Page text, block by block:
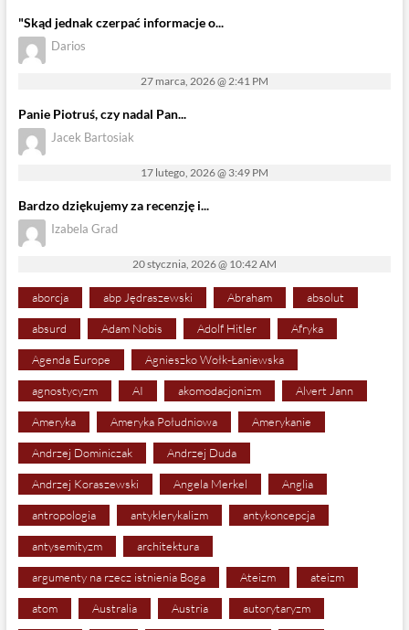
"Skąd jednak czerpać informacje o...
Darios
27 marca, 2026 @ 2:41 PM
Panie Piotruś, czy nadal Pan...
Jacek Bartosiak
17 lutego, 2026 @ 3:49 PM
Bardzo dziękujemy za recenzję i...
Izabela Grad
20 stycznia, 2026 @ 10:42 AM
aborcja abp Jędraszewski Abraham absolut
absurd Adam Nobis Adolf Hitler Afryka
Agenda Europe Agnieszko Wołk-Łaniewska
agnostycyzm AI akomodacjonizm Alvert Jann
Ameryka Ameryka Południowa Amerykanie
Andrzej Dominiczak Andrzej Duda
Andrzej Koraszewski Angela Merkel Anglia
antropologia antyklerykalizm antykoncepcja
antysemityzm architektura
argumenty na rzecz istnienia Boga Ateizm ateizm
atom Australia Austria autorytaryzm